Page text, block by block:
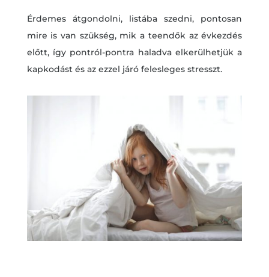
Érdemes átgondolni, listába szedni, pontosan
mire is van szükség, mik a teendők az évkezdés
előtt, így pontról-pontra haladva elkerülhetjük a
kapkodást és az ezzel járó felesleges stresszt.